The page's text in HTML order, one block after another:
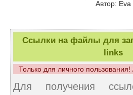
Автор: Eva
Ссылки на файлы для
links
Только для личного
Для получения